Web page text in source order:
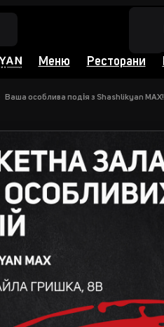
Меню Ресторани
Ваша особлива подія з Shashlikyan MAX!